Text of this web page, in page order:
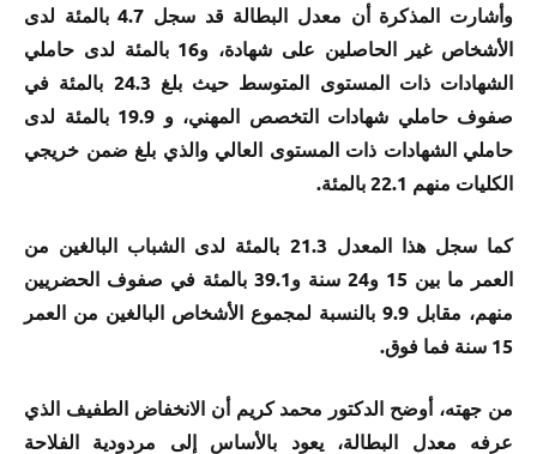
وأشارت المذكرة أن معدل البطالة قد سجل 4.7 بالمئة لدى
الأشخاص غير الحاصلين على شهادة، و16 بالمئة لدى حاملي
الشهادات ذات المستوى المتوسط حيث بلغ 24.3 بالمئة في
صفوف حاملي شهادات التخصص المهني، و 19.9 بالمئة لدى
حاملي الشهادات ذات المستوى العالي والذي بلغ ضمن خريجي
الكليات منهم 22.1 بالمئة.
كما سجل هذا المعدل 21.3 بالمئة لدى الشباب البالغين من
العمر ما بين 15 و24 سنة و39.1 بالمئة في صفوف الحضريين
منهم، مقابل 9.9 بالنسبة لمجموع الأشخاص البالغين من العمر
15 سنة فما فوق.
من جهته، أوضح الدكتور محمد كريم أن الانخفاض الطفيف الذي
عرفه معدل البطالة، يعود بالأساس إلى مردودية الفلاحة